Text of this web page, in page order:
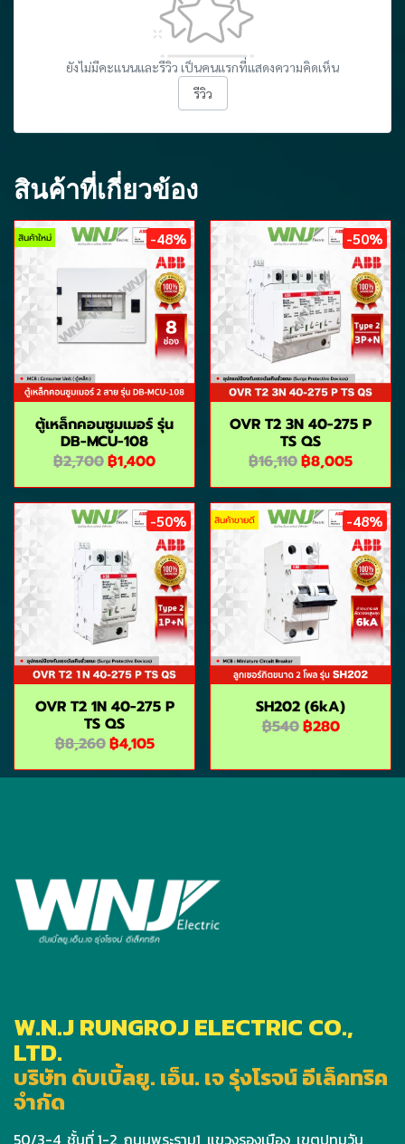
ยังไม่มีคะแนนและรีวิว เป็นคนแรกที่แสดงความคิดเห็น
รีวิว
สินค้าที่เกี่ยวข้อง
สินค้าใหม่ -48%
ตู้เหล็กคอนซูมเมอร์ รุ่น
DB-MCU-108
฿2,700฿1,400
-50%
OVR T2 3N 40-275 P
TS QS
฿16,110฿8,005
-50%
OVR T2 1N 40-275 P
TS QS
฿8,260฿4,105
สินค้าขายดี -48%
SH202 (6kA)
฿540฿280
W.N.J RUNGROJ ELECTRIC CO.,
LTD.
บริษัท ดับเบิ้ลยู. เอ็น. เจ รุ่งโรจน์ อีเล็คทริค
จำกัด
50/3-4, ชั้นที่ 1-2, ถนนพระราม1, แขวงรองเมือง, เขตปทุมวัน